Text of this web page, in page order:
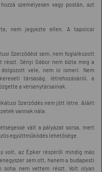
személyesen vagy postán, azt
nem jegyezte ellen. A tapolcai
Szerződést sem, nem foglalkozott
Sényi Gábor nem bízta meg a
dolgozott vele, nem is ismeri. Nem
társaság. létrehozásáról, a
a versenytársainak.
Szerződés nem jött létre. Aláírt
vannak nála.
vált a pályázat sorsa, mert
együttműködés lehetősége.
volt, az Épker részéről mindig más
sem ott, hanem a budapesti
soha nem vettem részt. Volt olyan